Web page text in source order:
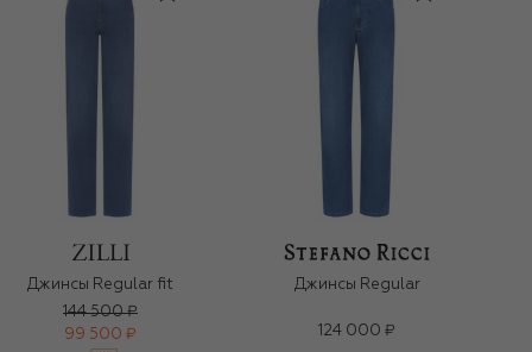
Джинсы Regular fit
144 500 ₽
99 500 ₽
Джинсы Regular
124 000 ₽